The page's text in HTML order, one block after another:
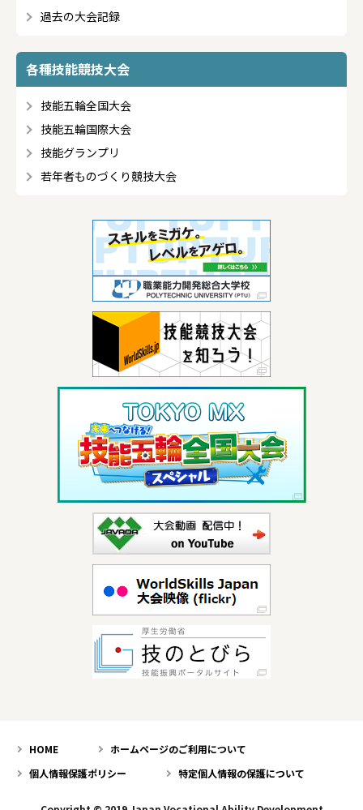
過去の大会記録
各種技能競技大会
技能五輪全国大会
技能五輪国際大会
技能グランプリ
若年者ものづくり競技大会
HOME
ホームページのご利用について
個人情報保護ポリシー
特定個人情報の保護について